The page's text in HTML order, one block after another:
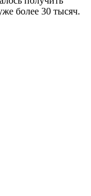
более 30 тысяч.